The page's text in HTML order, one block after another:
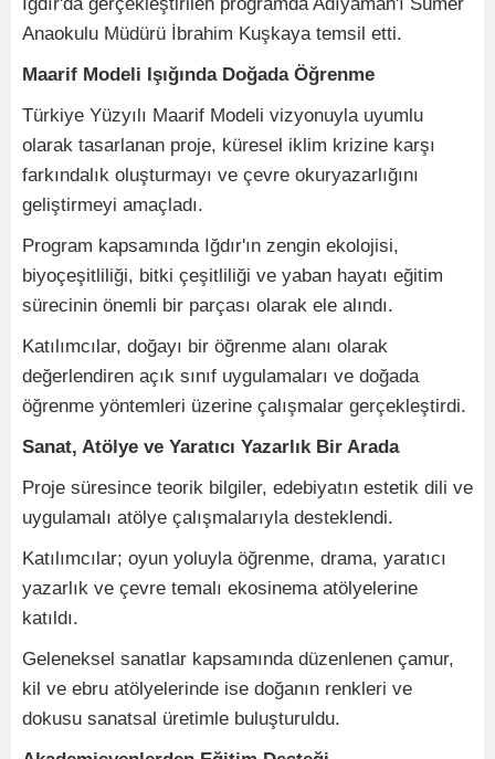
Anaokulu Müdürü İbrahim Kuşkaya temsil etti.
Maarif Modeli Işığında Doğada Öğrenme
Türkiye Yüzyılı Maarif Modeli vizyonuyla uyumlu
olarak tasarlanan proje, küresel iklim krizine karşı
farkındalık oluşturmayı ve çevre okuryazarlığını
geliştirmeyi amaçladı.
Program kapsamında Iğdır'ın zengin ekolojisi,
biyoçeşitliliği, bitki çeşitliliği ve yaban hayatı eğitim
sürecinin önemli bir parçası olarak ele alındı.
Katılımcılar, doğayı bir öğrenme alanı olarak
değerlendiren açık sınıf uygulamaları ve doğada
öğrenme yöntemleri üzerine çalışmalar gerçekleştirdi.
Sanat, Atölye ve Yaratıcı Yazarlık Bir Arada
Proje süresince teorik bilgiler, edebiyatın estetik dili ve
uygulamalı atölye çalışmalarıyla desteklendi.
Katılımcılar; oyun yoluyla öğrenme, drama, yaratıcı
yazarlık ve çevre temalı ekosinema atölyelerine
katıldı.
Geleneksel sanatlar kapsamında düzenlenen çamur,
kil ve ebru atölyelerinde ise doğanın renkleri ve
dokusu sanatsal üretimle buluşturuldu.